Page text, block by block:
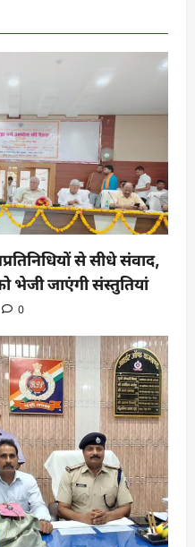
से सीधे संवाद,
भेजी जाएंगी संस्तुतियां
0